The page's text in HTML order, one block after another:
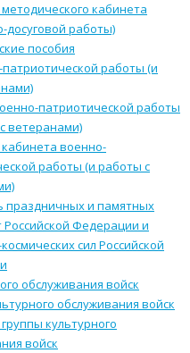
кабинета
досуговой работы)
пособия
работы (и
патриотической работы
ветеранами)
военно-
работы (и работы с
праздничных и памятных
Российской Федерации и
сил Российской
обслуживания войск
обслуживания войск
культурного
войск